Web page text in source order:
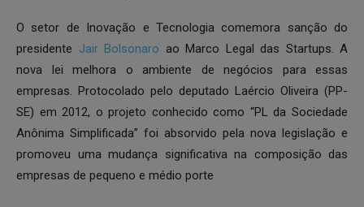
O setor de Inovação e Tecnologia comemora sanção do
presidente Jair Bolsonaro ao Marco Legal das Startups. A
nova lei melhora o ambiente de negócios para essas
empresas. Protocolado pelo deputado Laércio Oliveira (PP-
SE) em 2012, o projeto conhecido como “PL da Sociedade
Anônima Simplificada” foi absorvido pela nova legislação e
promoveu uma mudança significativa na composição das
empresas de pequeno e médio porte